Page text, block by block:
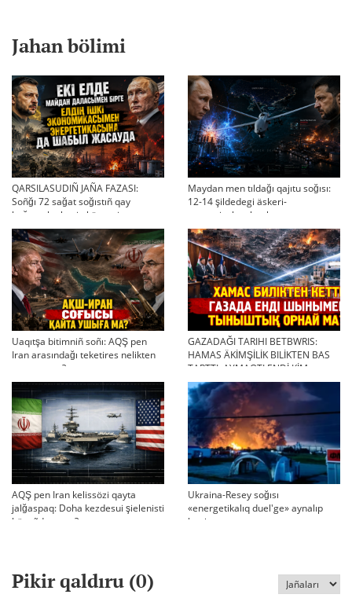
Jahan bölimi
QARSILASUDIÑ JAÑA FAZASI:
Soñğı 72 sağat soğıstıñ qay
bağıtqa ketkenin körsetti
Maydan men tıldağı qajıtu soğısı:
12-14 şildedegi äskeri-
strategiyalıq ahual
Uaqıtşa bitimniñ soñı: AQŞ pen
Iran arasındağı teketires nelikten
qayta uşıqtı?
GAZADAĞI TARIHI BETBWRIS:
HAMAS ÄKİMŞİLİK BILİKTEN BAS
TARTTI. AYMAQTI ENDİ KİM
BASQARADI?
AQŞ pen Iran kelissözi qayta
jalğaspaq: Doha kezdesui şielenisti
bäseñdete me?
Ukraina-Resey soğısı
«energetikalıq duel'ge» aynalıp
ketti
Pikir qaldıru (0)